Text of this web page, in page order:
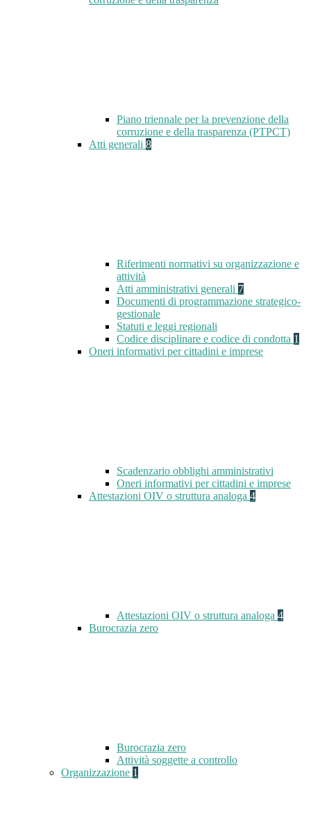
Piano triennale per la prevenzione della
corruzione e della trasparenza (PTPCT)
Atti generali 8
Riferimenti normativi su organizzazione e
attività
Atti amministrativi generali 7
Documenti di programmazione strategico-
gestionale
Statuti e leggi regionali
Codice disciplinare e codice di condotta 1
Oneri informativi per cittadini e imprese
Scadenzario obblighi amministrativi
Oneri informativi per cittadini e imprese
Attestazioni OIV o struttura analoga 4
Attestazioni OIV o struttura analoga 4
Burocrazia zero
Burocrazia zero
Attività soggette a controllo
Organizzazione 1